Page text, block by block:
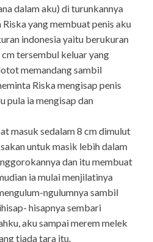
dalam aku) di turunkannya
yang membuat penis aku
indonesia yaitu berukuran
tersembul keluar yang
memandang sambil
Riska mengisap penis
pula ia mengisap dan
masuk sedalam 8 cm dimulut
untuk masik lebih dalam
dan itu membuat
ia mulai menjilatinya
ngulumnya sambil
hisapnya sembari
aku sampai merem melek
tiada tara itu.